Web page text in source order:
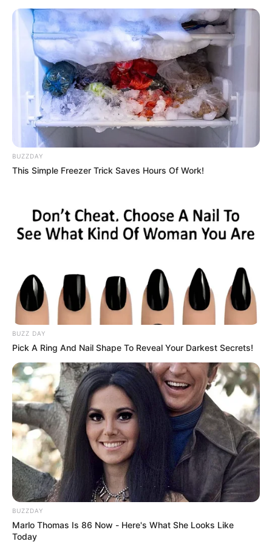
abandonados en una de las trochas ilegales entre
Colombia y Venezuela a la altura del municipio de Villa
del Rosario,hechos de los cuales hasta el momento no
se tiene información de los responsables.
COMPARTIR
ALERTA BOGOTÁ EN GOOGLE NEWS
TEMAS RELACIONADOS
MANTÉNGASE EN ALERTA
Tenemos todas las noticias que le
interesan. Para estar bien informado, por
favor, active las notificaciones de Alerta.
ACTIVAR AHORA
TEMAS DESTACADOS
CATATUMBO
PUENTE INTERNACIONAL SIMÓN BOLÍVAR
NOTICIAS NORTE DE SANTANDER
ÁREA METROPOLITANA DE CÚCUTA
OCAÑA
NARCOTRÁFICO
ELN
BUZZDAY
This Simple Freezer Trick Saves Hours Of Work!
BUZZ DAY
Pick A Ring And Nail Shape To Reveal Your Darkest Secrets!
BUZZDAY
Marlo Thomas Is 86 Now - Here's What She Looks Like
Today